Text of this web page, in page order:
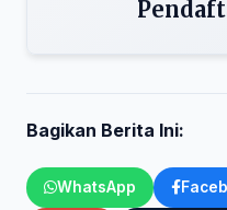
Bagikan Berita Ini:
WhatsApp